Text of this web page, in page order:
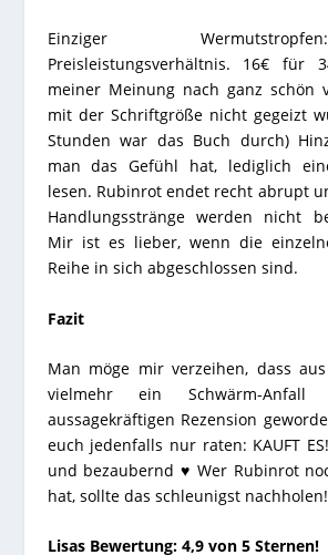
Einziger
Preisleistungsverhältnis. 16€ für
meiner Meinung nach ganz schön
mit der Schriftgröße nicht gegeizt
Stunden war das Buch durch)
man das Gefühl hat, lediglich
lesen. Rubinrot endet recht abrupt
Handlungsstränge werden nicht
Mir ist es lieber, wenn die
Reihe in sich abgeschlossen sind.
Fazit
Man möge mir verzeihen, dass
vielmehr ein Schwärm-
aussagekräftigen Rezension
euch jedenfalls nur raten: KAUFT
und bezaubernd ♥ Wer Rubinrot
hat, sollte das schleunigst nachholen!
Lisas Bewertung: 4,9 von 5 Sternen!